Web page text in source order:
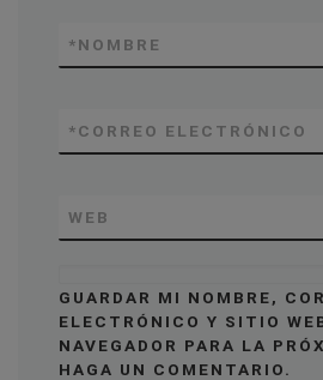
NOMBRE
*
CORREO ELECTRÓNICO
*
WEB
GUARDAR MI NOMBRE,
ELECTRÓNICO Y SITIO
NAVEGADOR PARA LA
HAGA UN COMENTARIO.